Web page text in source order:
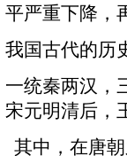
平严重下降，
我国古代的历
一统秦两汉，
宋元明清后，
其中，在唐